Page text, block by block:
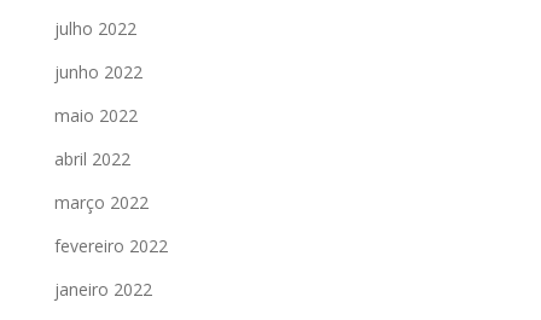
julho 2022
junho 2022
maio 2022
abril 2022
março 2022
fevereiro 2022
janeiro 2022